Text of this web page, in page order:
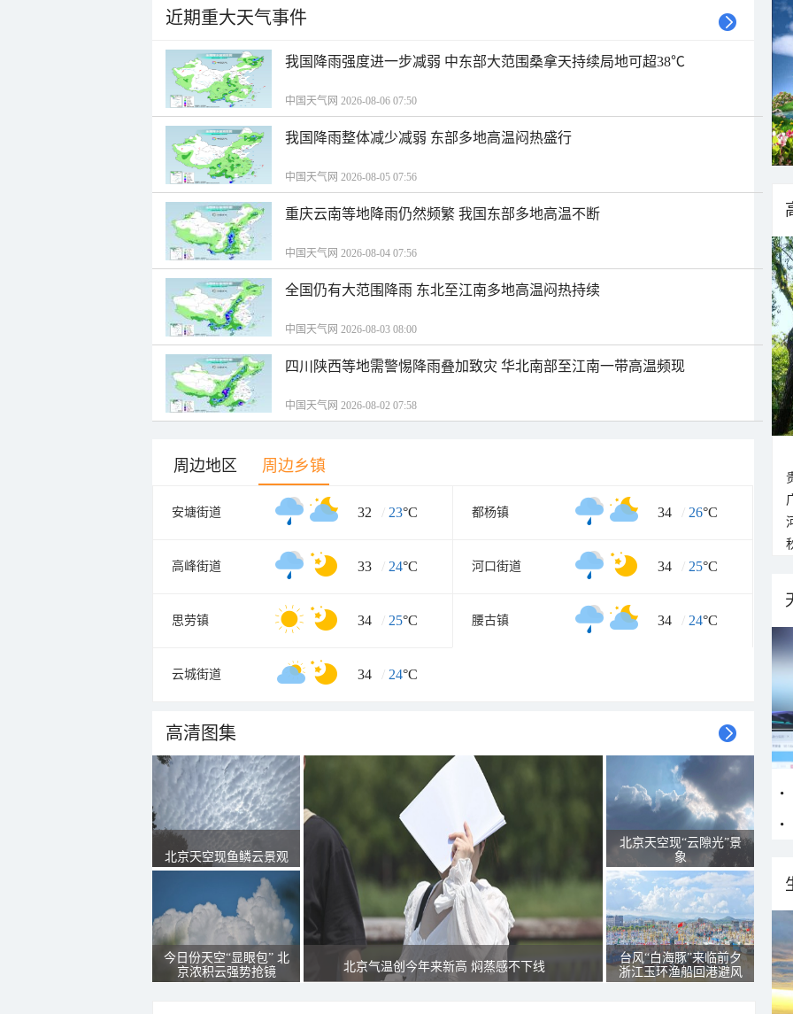
近期重大天气事件
我国降雨强度进一步减弱 中东部大范围桑拿天持续局地可超38℃
中国天气网 2026-08-06 07:50
我国降雨整体减少减弱 东部多地高温闷热盛行
中国天气网 2026-08-05 07:56
重庆云南等地降雨仍然频繁 我国东部多地高温不断
中国天气网 2026-08-04 07:56
全国仍有大范围降雨 东北至江南多地高温闷热持续
中国天气网 2026-08-03 08:00
四川陕西等地需警惕降雨叠加致灾 华北南部至江南一带高温频现
中国天气网 2026-08-02 07:58
周边地区 周边乡镇
安塘街道 32 / 23°C 都杨镇 34 / 26°C
高峰街道 33 / 24°C 河口街道 34 / 25°C
思劳镇 34 / 25°C 腰古镇 34 / 24°C
云城街道 34 / 24°C
高清图集
北京天空现鱼鳞云景观
今日份天空“显眼包” 北
京浓积云强势抢镜
北京气温创今年来新高 焖蒸感不下线
北京天空现“云隙光”景
象
台风“白海豚”来临前夕
浙江玉环渔船回港避风